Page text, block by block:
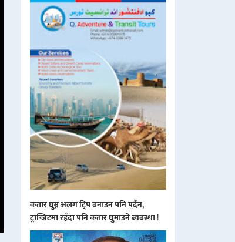
कतार घुम्न अलग ट्रिप बनाउन पनि पर्दैन,
ट्रान्जिटमा रहँदा पनि कतार घुमाउने ब्यबस्था!